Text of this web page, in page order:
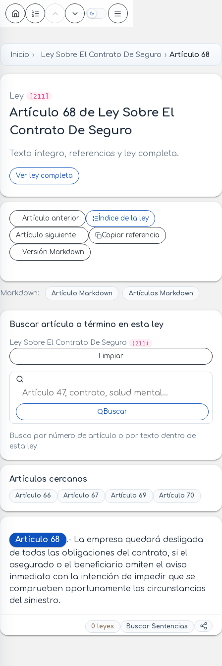
Oscuro
Inicio Ley Sobre El Contrato De Seguro Artículo 68
Ley [211]
Artículo 68 de Ley Sobre El
Contrato De Seguro
Texto íntegro, referencias y ley completa.
Ver ley completa
Artículo anterior Índice de la ley
Artículo siguiente Copiar referencia
Versión Markdown
Markdown: Artículo Markdown Artículos Markdown
Buscar artículo o término en esta ley
Ley Sobre El Contrato De Seguro (211)
Limpiar
Buscar artículo o término en esta ley
Buscar
Busca por número de artículo o por texto dentro de
esta ley.
Artículos cercanos
Artículo 66 Artículo 67 Artículo 69 Artículo 70
Artículo 68
.- La empresa quedará desligada
de todas las obligaciones del contrato, si el
asegurado o el beneficiario omiten el aviso
inmediato con la intención de impedir que se
comprueben oportunamente las circunstancias
del siniestro.
0 leyes Buscar Sentencias